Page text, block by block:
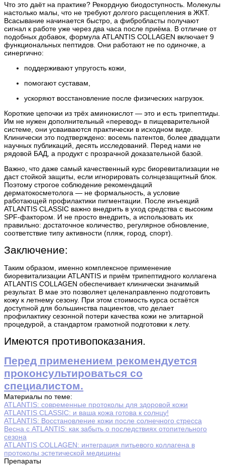
Что это даёт на практике? Рекордную биодоступность. Молекулы
настолько малы, что не требуют долгого расщепления в ЖКТ.
Всасывание начинается быстро, а фибробласты получают
сигнал к работе уже через два часа после приёма. В отличие от
подобных добавок, формула ATLANTIS COLLAGEN включает 9
функциональных пептидов. Они работают не по одиночке, а
синергично:
поддерживают упругость кожи,
помогают суставам,
ускоряют восстановление после физических нагрузок.
Короткие цепочки из трёх аминокислот — это и есть трипептиды.
Им не нужен дополнительный «перевод» в пищеварительной
системе, они усваиваются практически в исходном виде.
Клинически это подтверждено: восемь патентов, более двадцати
научных публикаций, десять исследований. Перед нами не
рядовой БАД, а продукт с прозрачной доказательной базой.
Важно, что даже самый качественный курс биоревитализации не
даст стойкой защиты, если игнорировать солнцезащитный блок.
Поэтому строгое соблюдение рекомендаций
дерматокосметолога — не формальность, а условие
работающей профилактики пигментации. После инъекций
ATLANTIS CLASSIC важно внедрить в уход средства с высоким
SPF-фактором. И не просто внедрить, а использовать их
правильно: достаточное количество, регулярное обновление,
соответствие типу активности (пляж, город, спорт).
Заключение:
Таким образом, именно комплексное применение
биоревитализации ATLANTIS и приём трипептидного коллагена
ATLANTIS COLLAGEN обеспечивает клинически значимый
результат. В мае это позволяет целенаправленно подготовить
кожу к летнему сезону. При этом стоимость курса остаётся
доступной для большинства пациентов, что делает
профилактику сезонной потери качества кожи не элитарной
процедурой, а стандартом грамотной подготовки к лету.
Имеются противопоказания.
Перед применением рекомендуется
проконсультироваться со
специалистом.
Материалы по теме:
ATLANTIS: современные протоколы для здоровой кожи
ATLANTIS CLASSIC: и ваша кожа готова к солнцу!
ATLANTIS: Восстановление кожи после солнечного стресса
Весна с ATLANTIS: как забыть о последствиях отопительного
сезона
ATLANTIS COLLAGEN: интеграция питьевого коллагена в
протоколы эстетической медицины
Препараты